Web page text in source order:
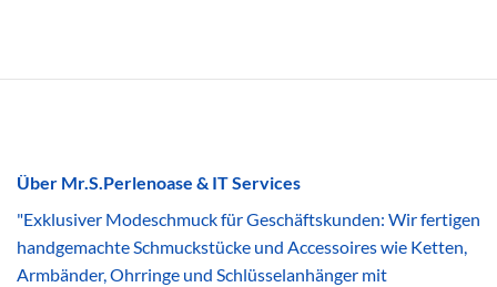
Über Mr.S.Perlenoase & IT Services
"Exklusiver Modeschmuck für Geschäftskunden: Wir fertigen
handgemachte Schmuckstücke und Accessoires wie Ketten,
Armbänder, Ohrringe und Schlüsselanhänger mit